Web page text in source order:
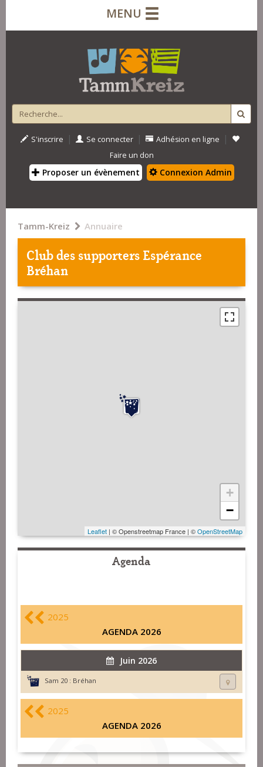
MENU
S'inscrire | Se connecter | Adhésion en ligne |
Faire un don
Proposer un évènement Connexion Admin
Tamm-Kreiz Annuaire
Club des supporters Espérance
Bréhan
+
−
Leaflet | © Openstreetmap France | ©OpenStreetMap
Agenda
2025
AGENDA 2026
Juin 2026
Sam 20 : Bréhan
2025
AGENDA 2026